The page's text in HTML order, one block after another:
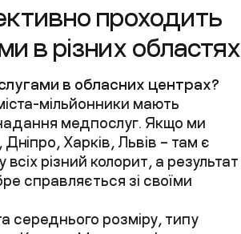
проходить
в різних областях
в обласних центрах?
мільйонники мають
медпослуг. Якщо ми
Харків, Львів – там є
різний колорит, а результат
справляється зі своїми
середнього розміру, типу